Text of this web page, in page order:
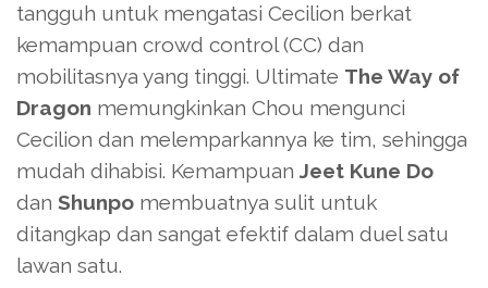
tangguh untuk mengatasi Cecilion berkat
kemampuan crowd control (CC) dan
mobilitasnya yang tinggi. Ultimate The Way of
Dragon memungkinkan Chou mengunci
Cecilion dan melemparkannya ke tim, sehingga
mudah dihabisi. Kemampuan Jeet Kune Do
dan Shunpo membuatnya sulit untuk
ditangkap dan sangat efektif dalam duel satu
lawan satu.